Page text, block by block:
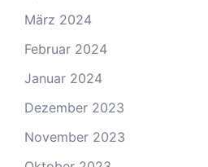
März 2024
Februar 2024
Januar 2024
Dezember 2023
November 2023